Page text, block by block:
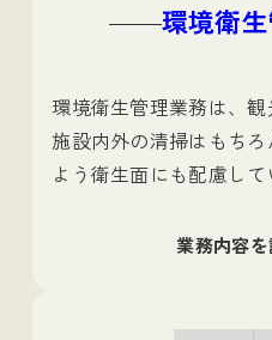
環境衛
環境衛生管理業務は、
施設内外の清掃はもち
よう衛生面にも配慮して
業務内容